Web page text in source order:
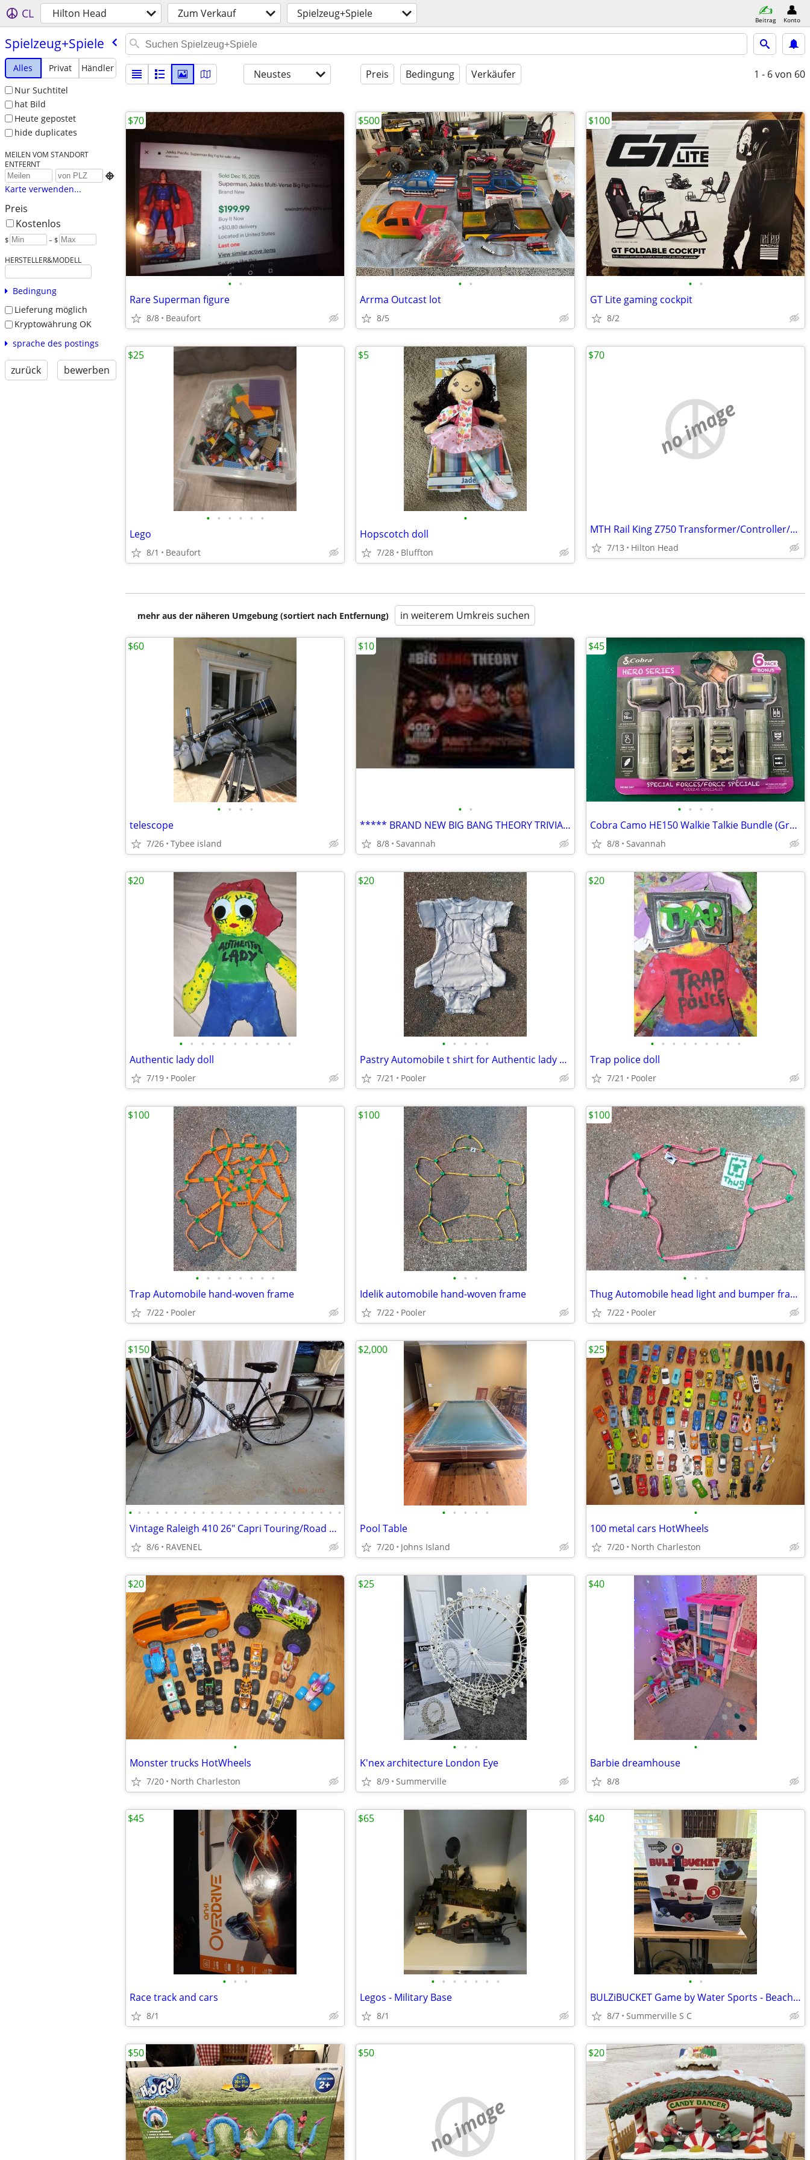
CL Hilton Head Zum Verkauf Spielzeug+Spiele Beitrag Konto
Spielzeug+Spiele
Alles Privat
Händler
Nur Suchtitel
hat Bild
Heute gepostet
hide duplicates
MEILEN VOM STANDORT
ENTFERNT

Karte verwenden...
Preis
Kostenlos
$ – $
HERSTELLER&MODELL
Bedingung
Lieferung möglich
Kryptowährung OK
sprache des postings
zurück bewerben
Neustes Preis Bedingung Verkäufer 1 - 6von 60
• •
Rare Superman figure
8/8 Beaufort
$70
• •
Arrma Outcast lot
8/5
$500
• •
GT Lite gaming cockpit
8/2
$100
• • • • • •
Lego
8/1 Beaufort
$25
•
Hopscotch doll
7/28 Bluffton
$5
no image
MTH Rail King Z750 Transformer/Controller/Remote Commander Set.
7/13 Hilton Head
$70
mehr aus der näheren Umgebung (sortiert nach Entfernung) in weiterem Umkreis suchen
• • • •
telescope
7/26 Tybee island
$60
• •
***** BRAND NEW BIG BANG THEORY TRIVIA GAME!******
8/8 Savannah
$10
• • • •
Cobra Camo HE150 Walkie Talkie Bundle (Green, Blue or pink) *** NEW
8/8 Savannah
$45
• • • • • • • • • • •
Authentic lady doll
7/19 Pooler
$20
• • • • •
Pastry Automobile t shirt for Authentic lady dolls
7/21 Pooler
$20
• • • • • • • • •
Trap police doll
7/21 Pooler
$20
• • • • • • • •
Trap Automobile hand-woven frame
7/22 Pooler
$100
• • •
Idelik automobile hand-woven frame
7/22 Pooler
$100
• • •
Thug Automobile head light and bumper frame
7/22 Pooler
$100
• • • • • • • • • • • • • • • • • • • • • • • •
Vintage Raleigh 410 26" Capri Touring/Road Bicycle-$150 or OBO
8/6 RAVENEL
$150
• • • • •
Pool Table
7/20 Johns Island
$2,000
•
100 metal cars HotWheels
7/20 North Charleston
$25
•
Monster trucks HotWheels
7/20 North Charleston
$20
• • •
K'nex architecture London Eye
8/9 Summerville
$25
•
Barbie dreamhouse
8/8
$40
• • •
Race track and cars
8/1
$45
• • • • • • •
Legos - Military Base
8/1
$65
• •
BULZiBUCKET Game by Water Sports - Beach, Tailgate, Camping
8/7 Summerville S C
$40
$50
no image
$50 $20